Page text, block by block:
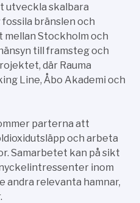
utveckla skalbara
bränslen och
mellan Stockholm och
till framsteg och
där Rauma
Line, Åbo Akademi och
parterna att
och arbeta
Samarbetet kan på sikt
inom
andra relevanta hamnar,